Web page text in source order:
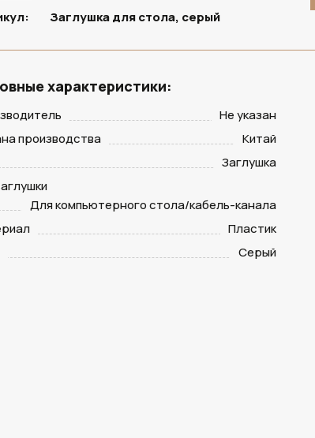
Заглушка для стола, серый
характеристики:
Не указан
производства
Китай
Заглушка
Для компьютерного стола/кабель-канала
Пластик
Серый